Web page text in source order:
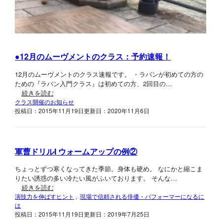
●12月のムーヴメントのクラス：予約速報！
12月のムーヴメントのクラス速報です。 ・ラバンが初めての方の
ための『ラバン入門クラス』は初めての方、2回目の…
続きを読む
クラス開催のお知らせ
投稿日：2015年11月19日更新日：2020年11月6日
軍曹ドリルI ウォームアップの例②
ちょっとずつ寒くなってきた季節。身体も硬め。 なにかと縮こま
りたい誘惑の多い冷たい風がふいております。 そんな…
続きを読む
演技力を伸ばすヒント , 現場で信頼される俳優・パフォーマーになるに
は
投稿日：2015年11月19日更新日：2019年7月25日